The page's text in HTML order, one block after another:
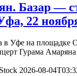
Базар —
22
в Уфе на
Гурама Амаряна
2026-08-